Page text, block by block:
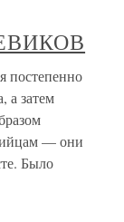
а затем
— они
Было